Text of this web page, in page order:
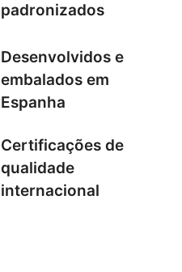
padronizados
Desenvolvidos e
embalados em
Espanha
Certificações de
qualidade
internacional